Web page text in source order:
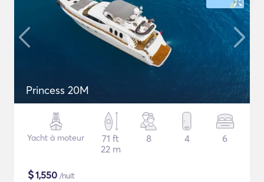
Princess 20M
Yacht à moteur
71 ft
22 m
8 4 6
$1,550 /nuit